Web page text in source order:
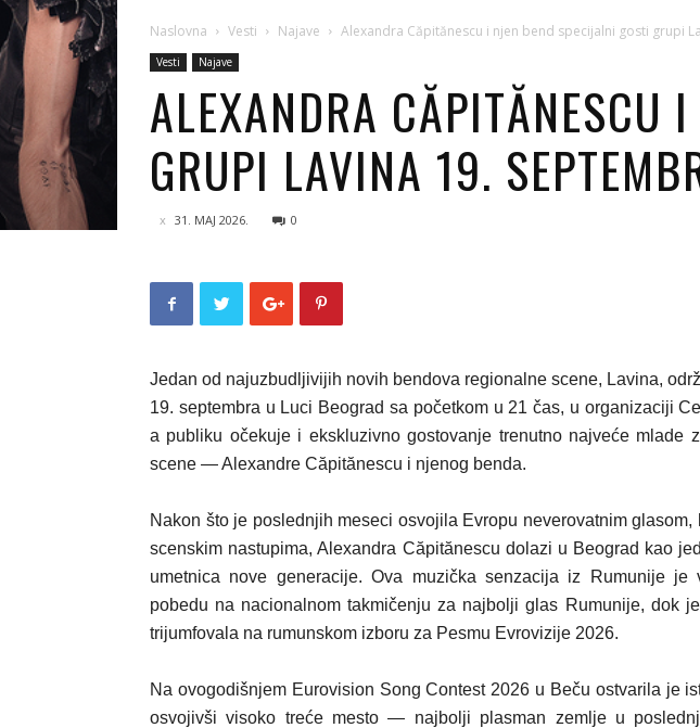
Naslovna Vesti Najave Alexandra Căpitănescu i njen bend specijalni gosti grupi
Vesti Najave
ALEXANDRA CĂPITĂNESCU
GRUPI LAVINA 19.
31. MAJ 2026. 0
Jedan od najuzbudljivijih novih bendova regionalne scene, Lavina,
19. septembra u Luci Beograd sa početkom u 21 čas, u organizaciji
a publiku očekuje i ekskluzivno gostovanje trenutno najveće mlade
scene — Alexandre Căpitănescu i njenog benda.
Nakon što je poslednjih meseci osvojila Evropu neverovatnim
scenskim nastupima, Alexandra Căpitănescu dolazi u Beograd kao
umetnica nove generacije. Ova muzička senzacija iz Rumunije
pobedu na nacionalnom takmičenju za najbolji glas Rumunije, dok
trijumfovala na rumunskom izboru za Pesmu Evrovizije 2026.
Na ovogodišnjem Eurovision Song Contest 2026 u Beču ostvarila je
osvojivši visoko treće mesto — najbolji plasman zemlje u